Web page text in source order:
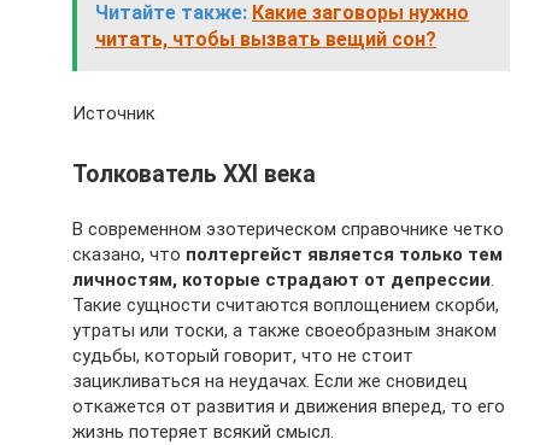
Читайте также: Какие заговоры нужно
читать, чтобы вызвать вещий сон?
Источник
Толкователь XXI века
В современном эзотерическом справочнике четко
сказано, что полтергейст является только тем
личностям, которые страдают от депрессии.
Такие сущности считаются воплощением скорби,
утраты или тоски, а также своеобразным знаком
судьбы, который говорит, что не стоит
зацикливаться на неудачах. Если же сновидец
откажется от развития и движения вперед, то его
жизнь потеряет всякий смысл.